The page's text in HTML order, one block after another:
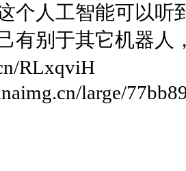
个人工智能可以听
有别于其它机器人
RLxqviH
large/